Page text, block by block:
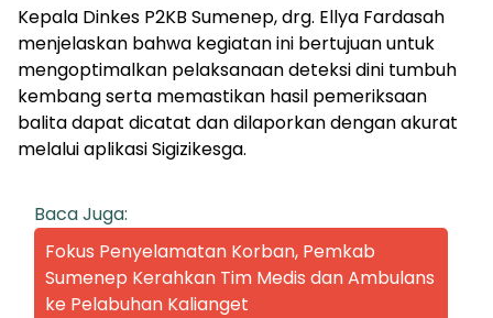
Kepala Dinkes P2KB Sumenep, drg. Ellya Fardasah
menjelaskan bahwa kegiatan ini bertujuan untuk
mengoptimalkan pelaksanaan deteksi dini tumbuh
kembang serta memastikan hasil pemeriksaan
balita dapat dicatat dan dilaporkan dengan akurat
melalui aplikasi Sigizikesga.
Baca Juga:
Fokus Penyelamatan Korban, Pemkab
Sumenep Kerahkan Tim Medis dan Ambulans
ke Pelabuhan Kalianget